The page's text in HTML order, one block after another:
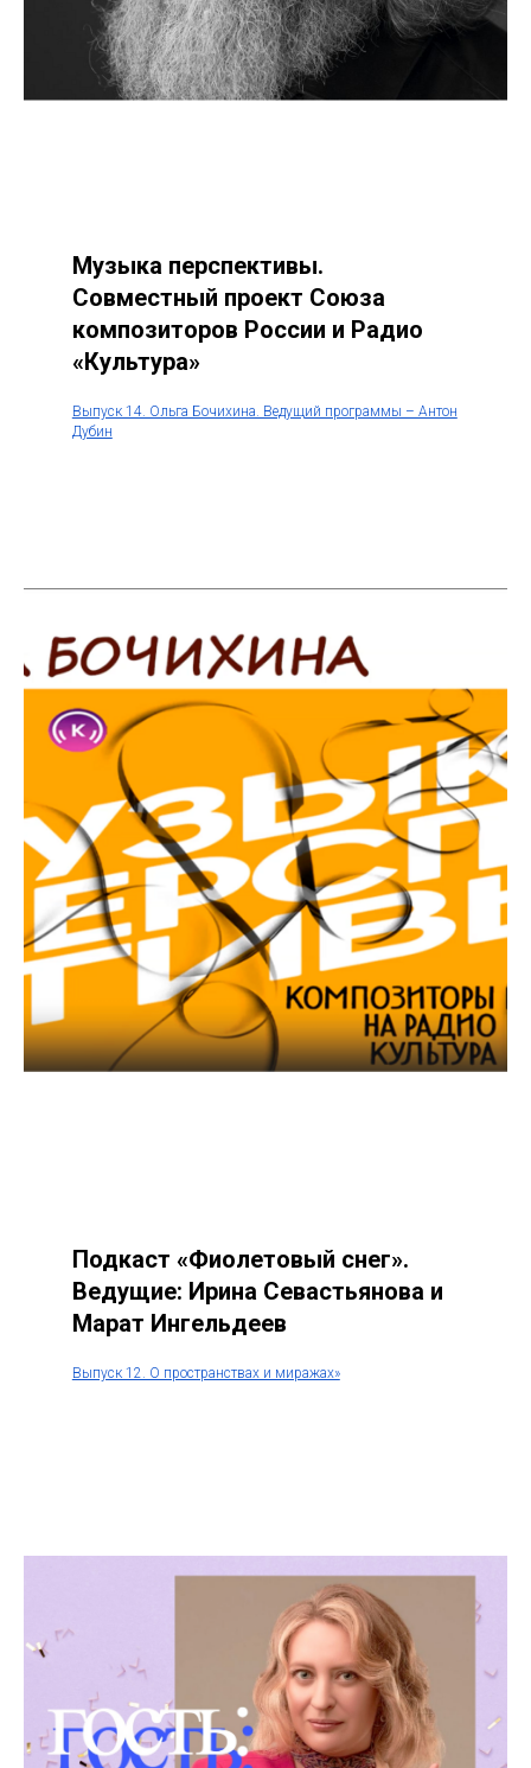
Музыка перспективы.
Совместный проект Союза
композиторов России и Радио
«Культура»
Выпуск 14. Ольга Бочихина. Ведущий программы – Антон
Дубин
Подкаст «Фиолетовый снег».
Ведущие: Ирина Севастьянова и
Марат Ингельдеев
Выпуск 12. О пространствах и миражах»